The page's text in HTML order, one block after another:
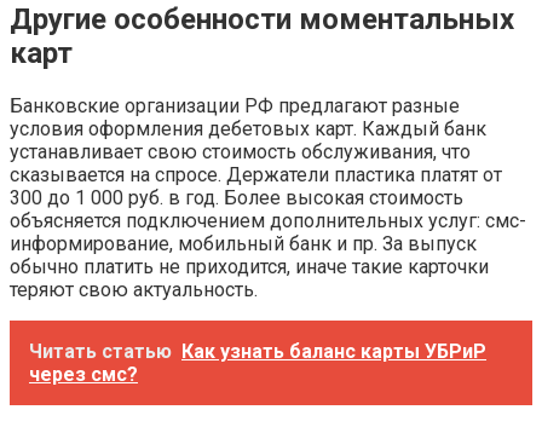
Другие особенности моментальных
карт
Банковские организации РФ предлагают разные
условия оформления дебетовых карт. Каждый банк
устанавливает свою стоимость обслуживания, что
сказывается на спросе. Держатели пластика платят от
300 до 1 000 руб. в год. Более высокая стоимость
объясняется подключением дополнительных услуг: смс-
информирование, мобильный банк и пр. За выпуск
обычно платить не приходится, иначе такие карточки
теряют свою актуальность.
Читать статью Как узнать баланс карты УБРиР
через смс?